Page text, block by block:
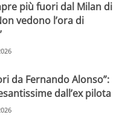
più fuori dal Milan di
vedono l’ora di
da Fernando Alonso”:
dall’ex pilota